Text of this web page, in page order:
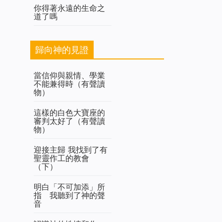
你得著永遠的生命之
道了嗎
歸向神的見證
當信仰與親情、學業
不能兼得時（有聲讀
物）
這樣的白色大寶座的
審判太好了（有聲讀
物）
迎接主歸 我找到了有
聖靈作工的教會
（下）
明白「不可加添」所
指 我聽到了神的聲
音